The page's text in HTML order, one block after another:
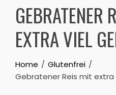
GEBRATENER
EXTRA VIEL
Home
Glutenfrei
Gebratener Reis mit extra